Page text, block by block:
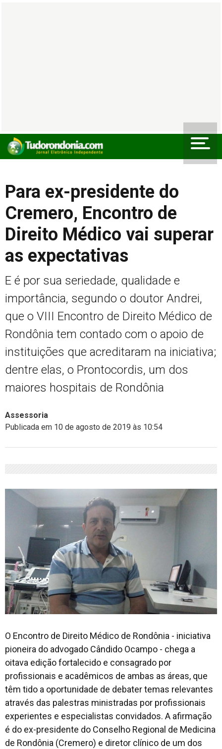
Para ex-presidente do
Cremero, Encontro de
Direito Médico vai superar
as expectativas
E é por sua seriedade, qualidade e
importância, segundo o doutor Andrei,
que o VIII Encontro de Direito Médico de
Rondônia tem contado com o apoio de
instituições que acreditaram na iniciativa;
dentre elas, o Prontocordis, um dos
maiores hospitais de Rondônia
Assessoria
Publicada em 10 de agosto de 2019 às 10:54
O Encontro de Direito Médico de Rondônia - iniciativa
pioneira do advogado Cândido Ocampo - chega a
oitava edição fortalecido e consagrado por
profissionais e acadêmicos de ambas as áreas, que
têm tido a oportunidade de debater temas relevantes
através das palestras ministradas por profissionais
experientes e especialistas convidados. A afirmação
é do ex-presidente do Conselho Regional de Medicina
de Rondônia (Cremero) e diretor clínico de um dos